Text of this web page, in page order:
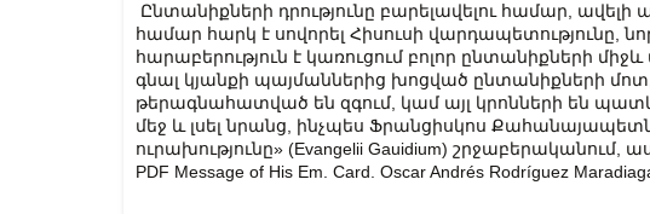
Ընտանիքների դրությունը բարելավելու համար,
համար հարկ է սովորել Հիսուսի վարդապետությունը,
հարաբերություն է կառուցում բոլոր ընտանիքների
գնալ կյանքի պայմաններից խոցված ընտանիքների մոտ,
թերագնահատված են զգում, կամ այլ կրոնների են
մեջ և լսել նրանց, ինչպես Ֆրանցիսկոս
ուրախությունը» (Evangelii Gauidium) շրջաբերականում,
PDF Message of His Em. Card. Oscar Andrés Rodríguez